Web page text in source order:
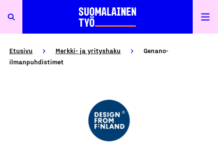
Etusivu Merkki- ja yrityshaku
Genano-
ilmanpuhdistimet